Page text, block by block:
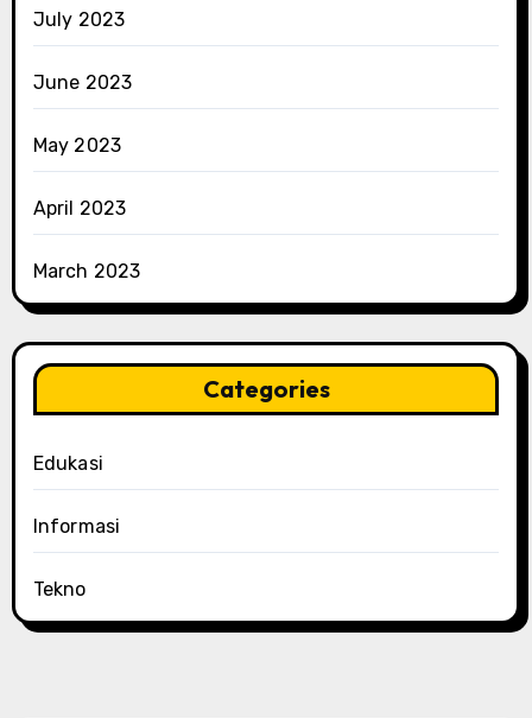
July 2023
June 2023
May 2023
April 2023
March 2023
Categories
Edukasi
Informasi
Tekno